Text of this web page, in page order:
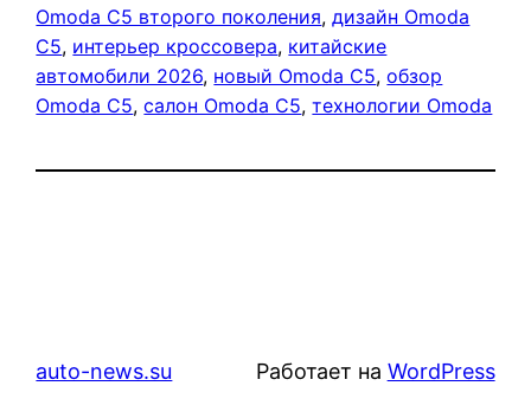
Omoda C5 второго поколения, дизайн Omoda
C5, интерьер кроссовера, китайские
автомобили 2026, новый Omoda C5, обзор
Omoda C5, салон Omoda C5, технологии Omoda
auto-news.su Работает на WordPress